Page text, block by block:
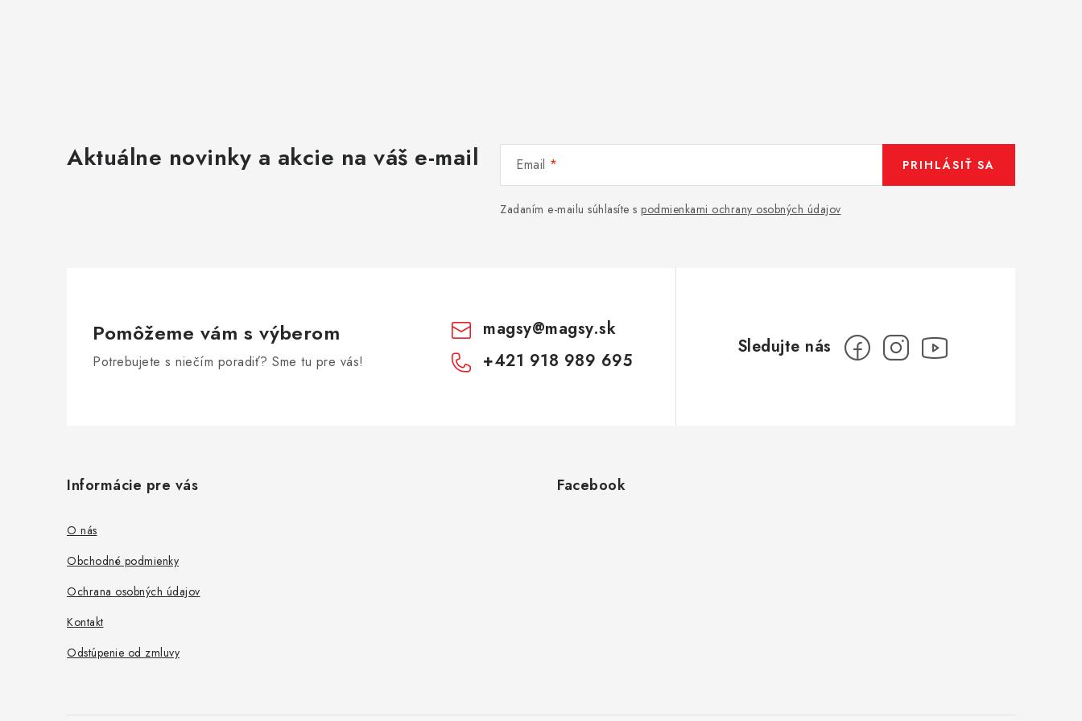
Aktuálne novinky a akcie na váš e-mail Email
Zadaním e-mailu súhlasíte s podmienkami ochrany osobných údajov
PRIHLÁSIŤ SA
Pomôžeme vám s výberom
Potrebujete s niečím poradiť? Sme tu pre vás!
magsy@magsy.sk
+421 918 989 695
Informácie pre vás
O nás
Obchodné podmienky
Ochrana osobných údajov
Kontakt
Odstúpenie od zmluvy
Facebook